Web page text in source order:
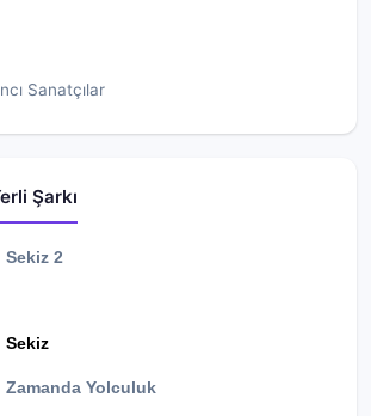
Sanatçılar
Şarkı
Sekiz 2
Sekiz
Zamanda Yolculuk